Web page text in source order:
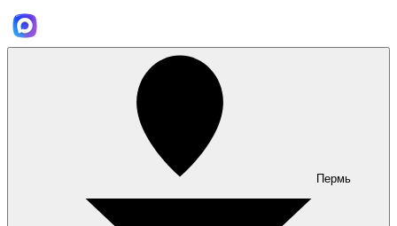
Пермь